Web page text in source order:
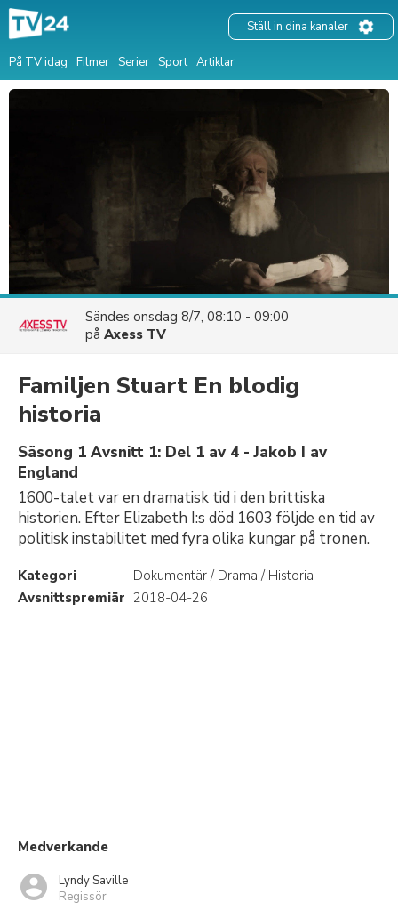
På TV idag Filmer Serier Sport Artiklar
Ställ in dina kanaler
Sändes onsdag 8/7, 08:10 - 09:00
på Axess TV
Familjen Stuart En blodig
historia
Säsong 1 Avsnitt 1: Del 1 av 4 - Jakob I av
England
1600-talet var en dramatisk tid i den brittiska
historien. Efter Elizabeth I:s död 1603 följde en tid av
politisk instabilitet med fyra olika kungar på tronen.
Kategori
Dokumentär / Drama / Historia
Avsnittspremiär 2018-04-26
Medverkande
Lyndy Saville
Regissör